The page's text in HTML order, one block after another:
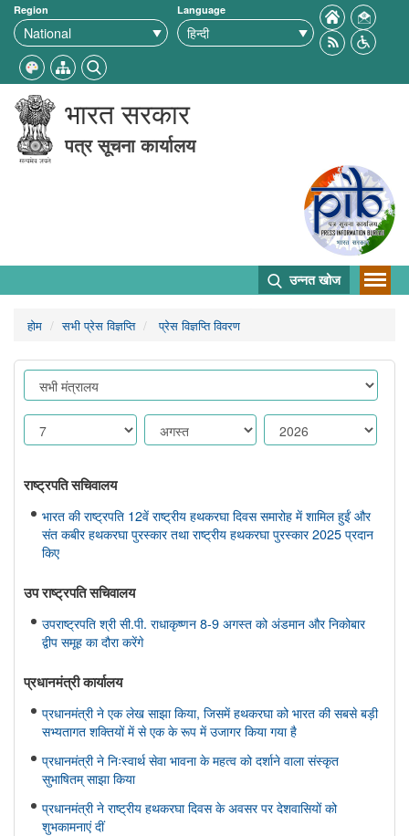
Region Language
भारत सरकार
पत्र सूचना कार्यालय
उन्नत खोज
होम सभी प्रेस विज्ञप्ति प्रेस विज्ञप्ति विवरण
राष्ट्रपति सचिवालय
भारत की राष्ट्रपति 12वें राष्ट्रीय हथकरघा दिवस समारोह में शामिल हुईं और
संत कबीर हथकरघा पुरस्कार तथा राष्ट्रीय हथकरघा पुरस्कार 2025 प्रदान
किए
उप राष्ट्रपति सचिवालय
उपराष्ट्रपति श्री सी.पी. राधाकृष्णन 8-9 अगस्त को अंडमान और निकोबार
द्वीप समूह का दौरा करेंगे
प्रधानमंत्री कार्यालय
प्रधानमंत्री ने एक लेख साझा किया, जिसमें हथकरघा को भारत की सबसे बड़ी
सभ्यतागत शक्तियों में से एक के रूप में उजागर किया गया है
प्रधानमंत्री ने निःस्वार्थ सेवा भावना के महत्व को दर्शाने वाला संस्कृत
सुभाषितम् साझा किया
प्रधानमंत्री ने राष्ट्रीय हथकरघा दिवस के अवसर पर देशवासियों को
शुभकामनाएं दीं